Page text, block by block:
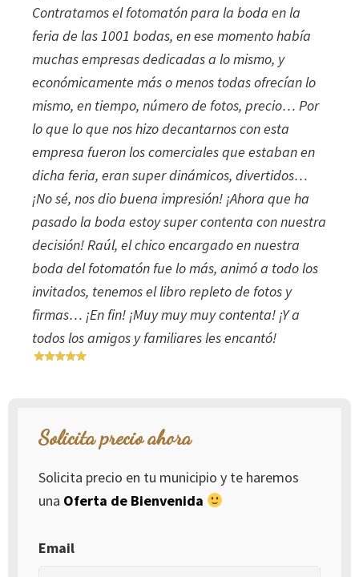
Contratamos el fotomatón para la boda en la
feria de las 1001 bodas, en ese momento había
muchas empresas dedicadas a lo mismo, y
económicamente más o menos todas ofrecían lo
mismo, en tiempo, número de fotos, precio… Por
lo que lo que nos hizo decantarnos con esta
empresa fueron los comerciales que estaban en
dicha feria, eran super dinámicos, divertidos…
¡No sé, nos dio buena impresión! ¡Ahora que ha
pasado la boda estoy super contenta con nuestra
decisión! Raúl, el chico encargado en nuestra
boda del fotomatón fue lo más, animó a todo los
invitados, tenemos el libro repleto de fotos y
firmas… ¡En fin! ¡Muy muy muy contenta! ¡Y a
todos los amigos y familiares les encantó!
Solicita precio ahora
Solicita precio en tu municipio y te haremos
una Oferta de Bienvenida
Email